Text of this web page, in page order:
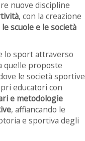
nuove discipline
, con la creazione
scuole e le società
lo sport attraverso
quelle proposte
le società sportive
educatori con
e metodologie
, affiancando le
e sportiva degli